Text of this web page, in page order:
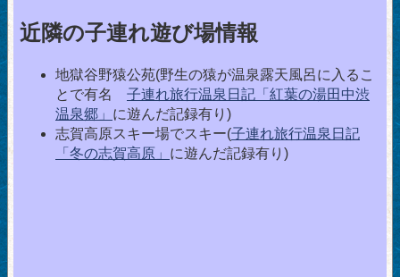
近隣の子連れ遊び場情報
地獄谷野猿公苑(野生の猿が温泉露天風呂に入るこ
とで有名 子連れ旅行温泉日記「紅葉の湯田中渋
温泉郷」 に遊んだ記録有り)
志賀高原スキー場でスキー(子連れ旅行温泉日記
「冬の志賀高原」 に遊んだ記録有り)